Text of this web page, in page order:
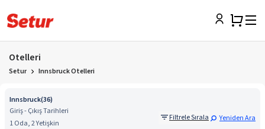
Otelleri
Setur Innsbruck Otelleri
Innsbruck(36)
Giriş - Çıkış Tarihleri
1 Oda, 2 Yetişkin
Filtrele Sırala Yeniden Ara